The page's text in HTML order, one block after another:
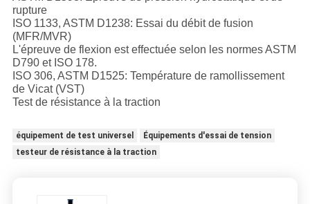
rupture
ISO 1133, ASTM D1238: Essai du débit de fusion
(MFR/MVR)
L'épreuve de flexion est effectuée selon les normes ASTM
D790 et ISO 178.
ISO 306, ASTM D1525: Température de ramollissement
de Vicat (VST)
Test de résistance à la traction
équipement de test universel
Équipements d'essai de tension
testeur de résistance à la traction